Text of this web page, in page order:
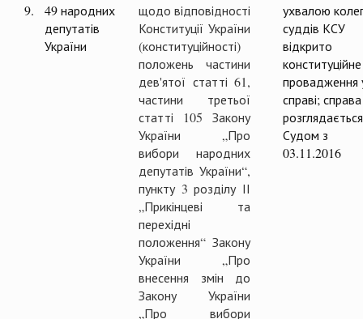
9.
49 народних
депутатів
України
щодо відповідності
Конституції України
(конституційності)
положень частини
дев'ятої статті 61,
частини третьої
статті 105 Закону
України „Про
вибори народних
депутатів України“,
пункту 3 розділу ІІ
„Прикінцеві та
перехідні
положення“ Закону
України „Про
внесення змін до
Закону України
„Про вибори
ухвалою
суддів КСУ
відкрито
конституційне
провадження
справі; справа
розглядається
Судом з
03.11.2016